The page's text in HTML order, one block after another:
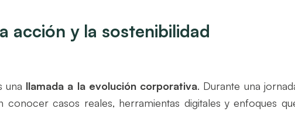
acción y la sostenibilidad
una llamada a la evolución corporativa. Durante una
conocer casos reales, herramientas digitales y enfoques